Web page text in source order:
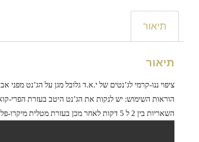
תיאור
תיאור
ציפוי ננו-קרמי לג’נטים של י.א.ד גלובל מגן על הג’נט
הוראות השימוש: יש לנקות את הג’נט היטב בעזרת הפרי-
השאריות בין 2 ל 5 דקות לאחר מכן בעזרת מטלית מיקרו-פליז.